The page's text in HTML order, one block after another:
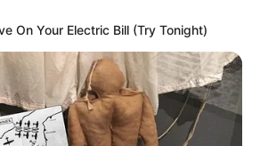
On Your Electric Bill (Try Tonight)